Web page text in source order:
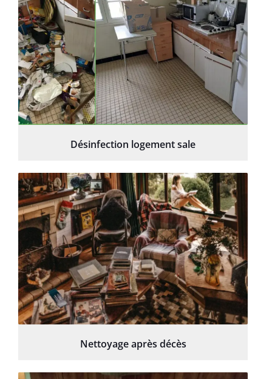
Désinfection logement sale
Nettoyage après décès